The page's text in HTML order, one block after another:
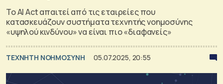
Το AI Act απαιτεί από τις εταιρείες που
κατασκευάζουν συστήματα τεχνητής νοημοσύνης
«υψηλού κινδύνου» να είναι πιο «διαφανείς»
TΕΧΝΗΤΗ ΝΟΗΜΟΣΥΝΗ 05.07.2025, 20:55